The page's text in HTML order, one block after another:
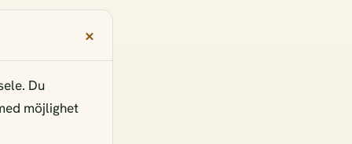
Du
möjlighet